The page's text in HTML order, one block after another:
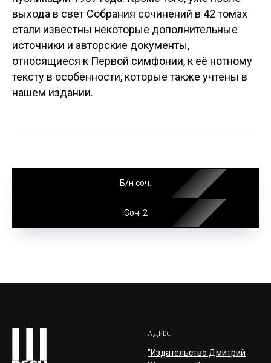
выхода в свет Собрания сочинений в 42 томах
стали известны некоторые дополнительные
источники и авторские документы,
относящиеся к Первой симфонии, к её нотному
тексту в особенности, которые также учтены в
нашем издании.
Б/н соч.
Соч. 2
АДРЕС
"Издательство Дмитрий